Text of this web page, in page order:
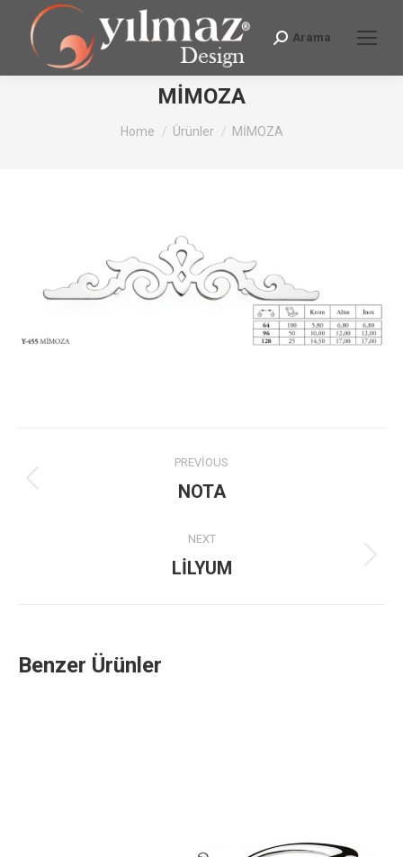
Search:
Arama
MİMOZA
You are here:
Home Ürünler MİMOZA
navigation
PREVIOUS
Previous
NOTA
NEXT
Next
LİLYUM
Benzer Ürünler